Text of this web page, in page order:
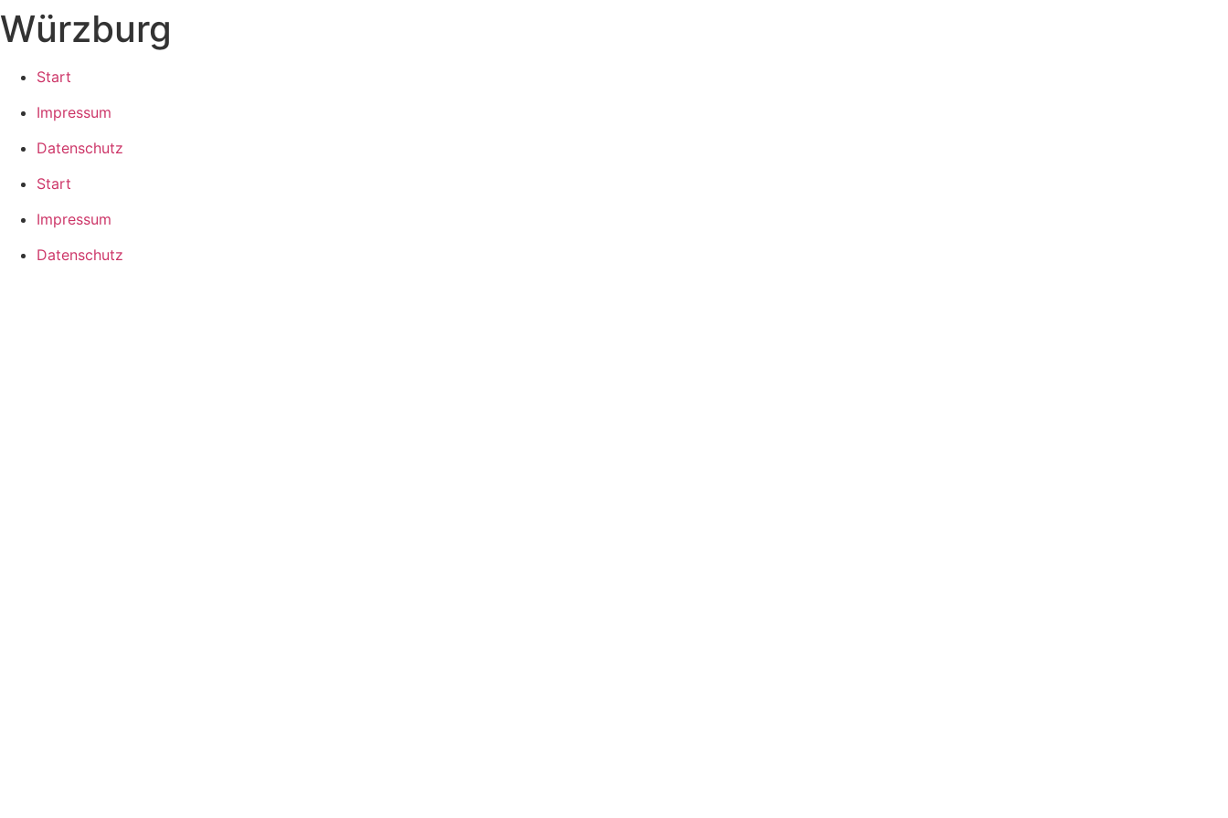
Zum
Inhalt
Würzburg
Start
Impressum
Datenschutz
Start
Impressum
Datenschutz